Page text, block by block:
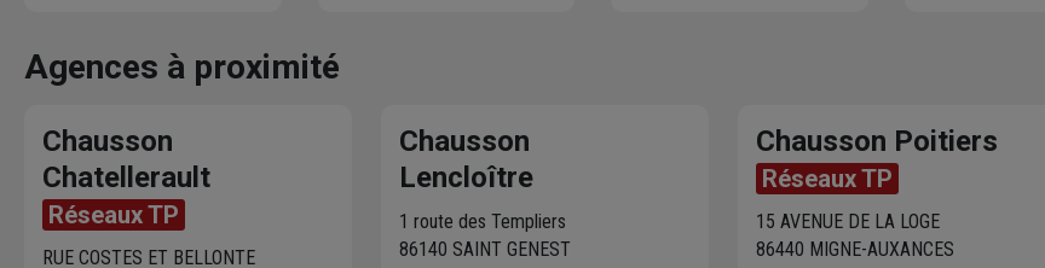
livraison. Bonus : Nous livrons
jusqu'au 7ème étage.
Agences à proximité
Chausson
Chatellerault
Réseaux TP
RUE COSTES ET BELLONTE
Chausson
Lencloître
1 route des Templiers
86140 SAINT GENEST
Chausson Poitiers
Réseaux TP
15 AVENUE DE LA LOGE
86440 MIGNE-AUXANCES